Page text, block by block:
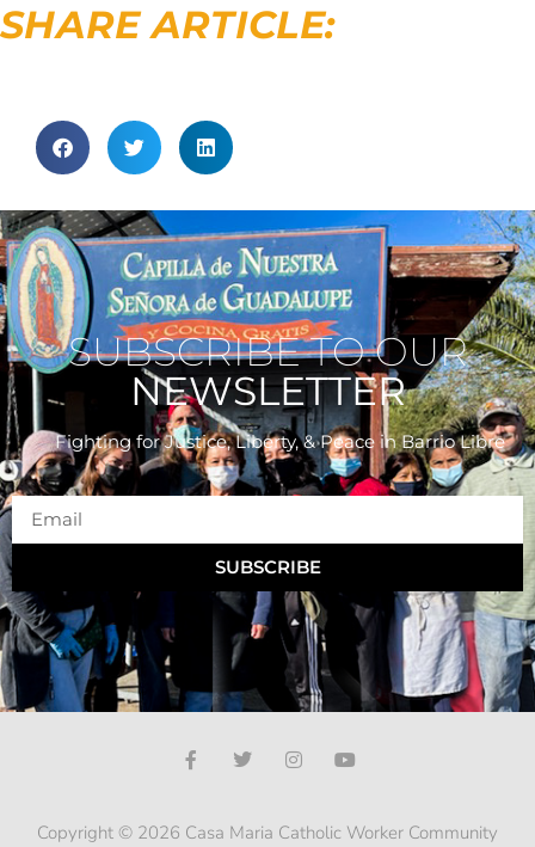
SHARE ARTICLE:
SUBSCRIBE TO OUR
NEWSLETTER
Fighting for Justice, Liberty, & Peace in Barrio Libre
SUBSCRIBE
Copyright © 2026 Casa Maria Catholic Worker Community